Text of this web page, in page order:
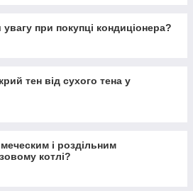
при покупці кондиціонера?
тен від сухого тена у
і роздільним
котлі?